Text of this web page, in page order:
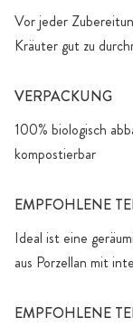
Vor jeder
Kräuter gut zu
VERPACKUNG
100% biologisch
kompostierbar
EMPFOHLENE
Ideal ist eine
aus Porzellan mit
EMPFOHLENE